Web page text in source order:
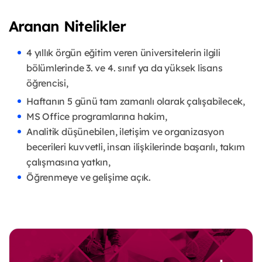
Aranan Nitelikler
4 yıllık örgün eğitim veren üniversitelerin ilgili
bölümlerinde 3. ve 4. sınıf ya da yüksek lisans
öğrencisi,
Haftanın 5 günü tam zamanlı olarak çalışabilecek,
MS Office programlarına hakim,
Analitik düşünebilen, iletişim ve organizasyon
becerileri kuvvetli, insan ilişkilerinde başarılı, takım
çalışmasına yatkın,
Öğrenmeye ve gelişime açık.